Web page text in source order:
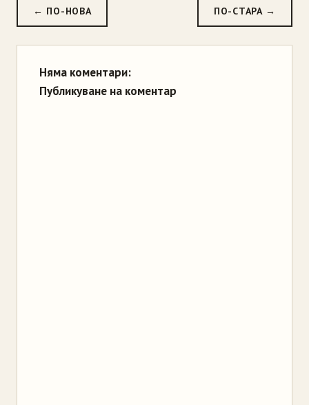
← ПО-НОВА ПО-СТАРА →
Няма коментари:
Публикуване на коментар